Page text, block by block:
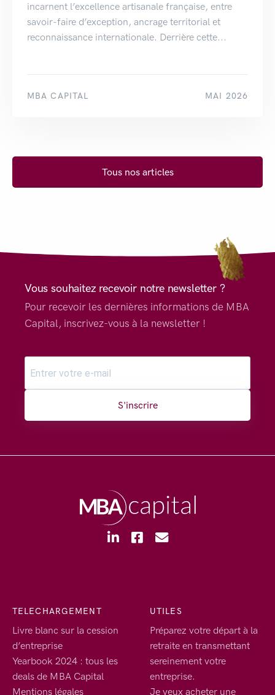
incarnent l’excellence artisanale française, entre
savoir-faire d’exception, ancrage territorial et
reconnaissance internationale. Derrière cette...
MBA CAPITAL MAI 2026
Tous nos articles
Vous souhaitez recevoir notre newsletter ?
Pour recevoir les dernières informations de MBA
Capital, inscrivez-vous à la newsletter !
S'inscrire
TELECHARGEMENT
Livre blanc sur la cession
d’entreprise
Yearbook 2024 : tous les
deals de MBA Capital
Mentions légales
UTILES
Préparez votre départ à la
retraite en transmettant
sereinement votre
entreprise.
Je veux acheter une